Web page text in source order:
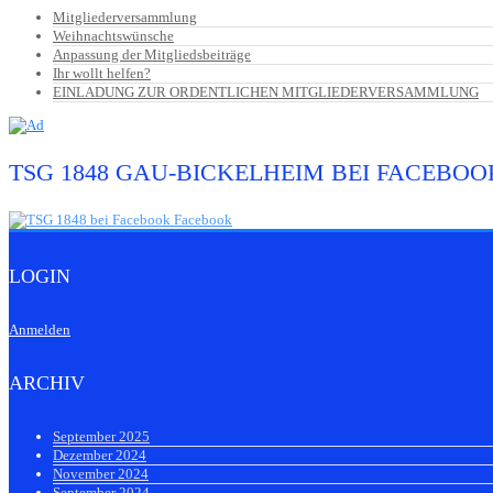
Mitgliederversammlung
Weihnachtswünsche
Anpassung der Mitgliedsbeiträge
Ihr wollt helfen?
EINLADUNG ZUR ORDENTLICHEN MITGLIEDERVERSAMMLUNG
TSG 1848 GAU-BICKELHEIM BEI
LOGIN
Anmelden
ARCHIV
September 2025
Dezember 2024
November 2024